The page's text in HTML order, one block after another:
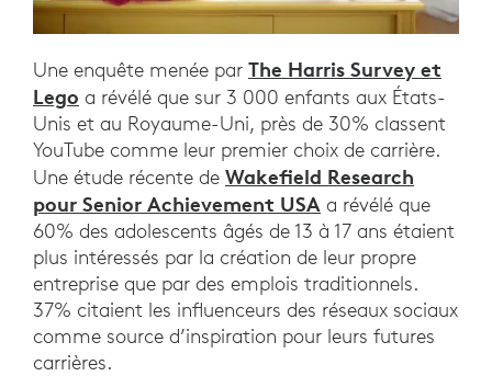
Une enquête menée par The Harris Survey et
Lego a révélé que sur 3 000 enfants aux États-
Unis et au Royaume-Uni, près de 30% classent
YouTube comme leur premier choix de carrière.
Une étude récente de Wakefield Research
pour Senior Achievement USA a révélé que
60% des adolescents âgés de 13 à 17 ans étaient
plus intéressés par la création de leur propre
entreprise que par des emplois traditionnels.
37% citaient les influenceurs des réseaux sociaux
comme source d’inspiration pour leurs futures
carrières.